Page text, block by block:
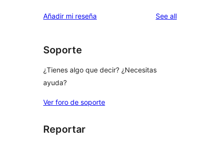
reviews
star
Añadir mi reseña See allreviews
Soporte
¿Tienes algo que decir? ¿Necesitas
ayuda?
Ver foro de soporte
Reportar